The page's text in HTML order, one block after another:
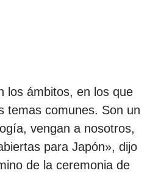
los ámbitos, en los que
temas comunes. Son un
vengan a nosotros,
para Japón», dijo
de la ceremonia de